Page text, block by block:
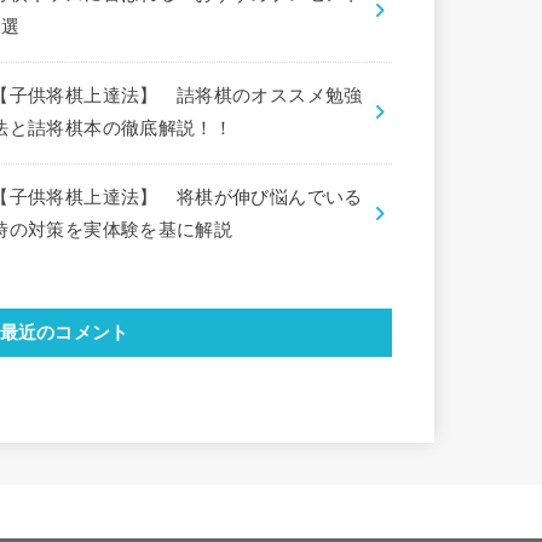
【子供将棋上達法】 詰将棋のオススメ勉強
と詰将棋本の徹底解説！！
【子供将棋上達法】 将棋が伸び悩んでいる
の対策を実体験を基に解説
最近のコメント